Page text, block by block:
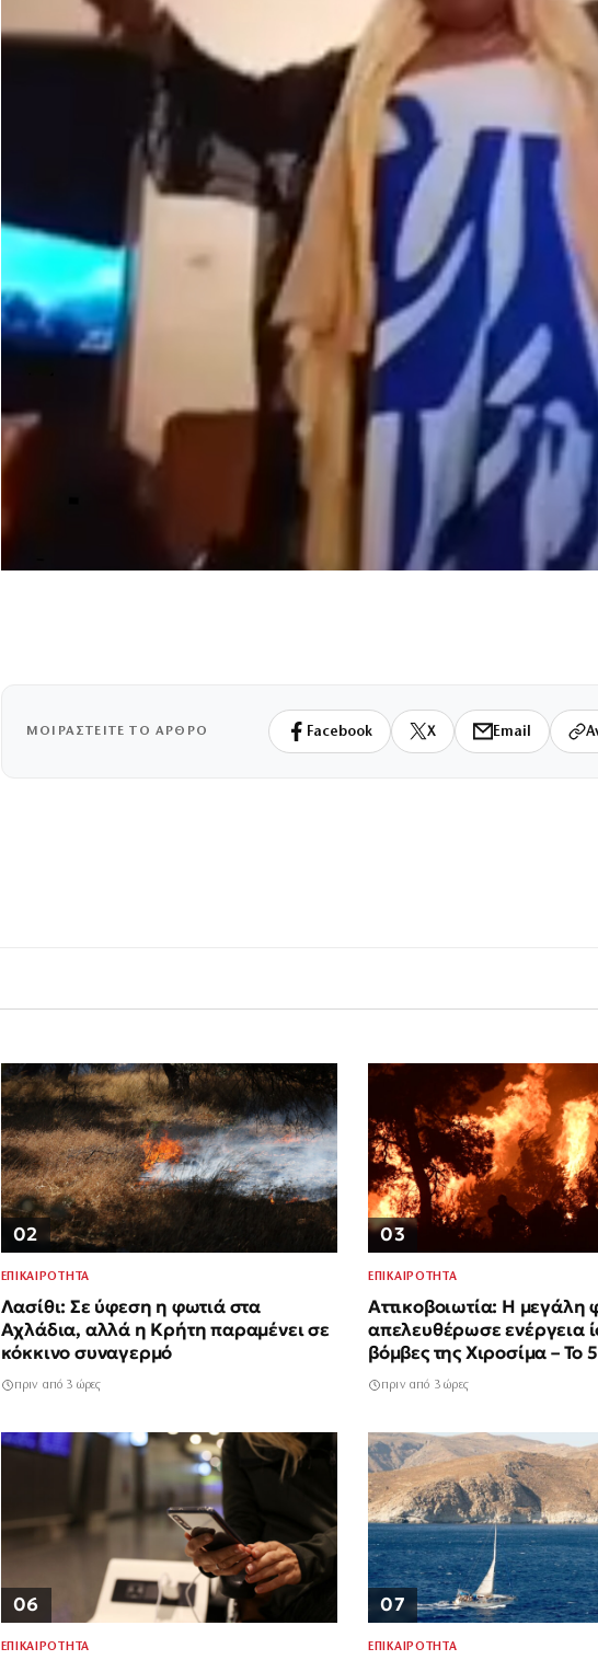
ΜΟΙΡΑΣΤΕΙΤΕ ΤΟ ΑΡΘΡΟ Facebook X Email
02
ΕΠΙΚΑΙΡΟΤΗΤΑ
Λασίθι: Σε ύφεση η φωτιά στα
Αχλάδια, αλλά η Κρήτη παραμένει σε
κόκκινο συναγερμό
πριν από 3 ώρες
03
ΕΠΙΚΑΙΡΟΤΗΤΑ
Αττικοβοιωτία: Η μεγάλη
απελευθέρωσε ενέργεια
βόμβες της Χιροσίμα – Το
έκτασης κάηκε μέσα σε
πριν από 3 ώρες
06
ΕΠΙΚΑΙΡΟΤΗΤΑ
07
ΕΠΙΚΑΙΡΟΤΗΤΑ